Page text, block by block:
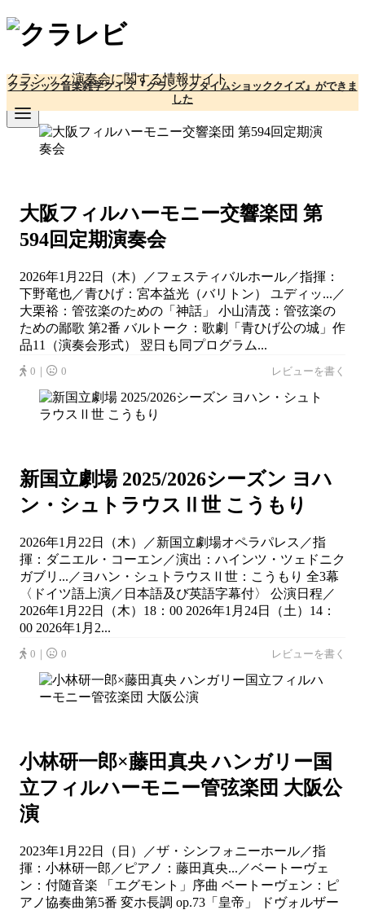
コ
ン
ツ
へ
移
クラシック演奏会に関する情報サイト
クラシック音楽雑学クイズ『クラシックタイムショッククイズ』ができま
した
大阪フィルハーモニー交響楽団 第
594回定期演奏会
2026年1月22日（木）／フェスティバルホール／指揮：
下野竜也／青ひげ：宮本益光（バリトン） ユディッ...／
大栗裕：管弦楽のための「神話」 小山清茂：管弦楽の
ための鄙歌 第2番 バルトーク：歌劇「青ひげ公の城」作
品11（演奏会形式） 翌日も同プログラム...
0｜ 0 レビューを書く
新国立劇場 2025/2026シーズン ヨハ
ン・シュトラウスⅡ世 こうもり
2026年1月22日（木）／新国立劇場オペラパレス／指
揮：ダニエル・コーエン／演出：ハインツ・ツェドニク
ガブリ...／ヨハン・シュトラウスⅡ世：こうもり 全3幕
〈ドイツ語上演／日本語及び英語字幕付〉 公演日程／
2026年1月22日（木）18：00 2026年1月24日（土）14：
00 2026年1月2...
0｜ 0 レビューを書く
小林研一郎×藤田真央 ハンガリー国
立フィルハーモニー管弦楽団 大阪公
演
2023年1月22日（日）／ザ・シンフォニーホール／指
揮：小林研一郎／ピアノ：藤田真央...／ベートーヴェ
ン：付随音楽 「エグモント」序曲 ベートーヴェン：ピ
アノ協奏曲第5番 変ホ長調 op.73「皇帝」 ドヴォルザー